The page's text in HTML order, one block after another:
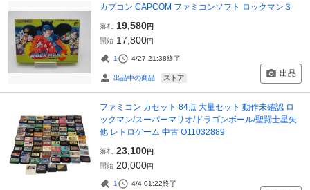
カプコン CAPCOM ファミコンソフト ロックマン３
落札 19,580円
開始 17,800円
1 4/27 21:38終了
出品中の商品 ストア 出品
ファミコン カセット 84点 大量セット 動作未確認 ロ
ックマン/スーパーマリオ/ドラゴンボール/聖闘士星矢
他 レトロゲーム 中古 O11032889
落札 23,100円
開始 20,000円
1 4/4 01:22終了